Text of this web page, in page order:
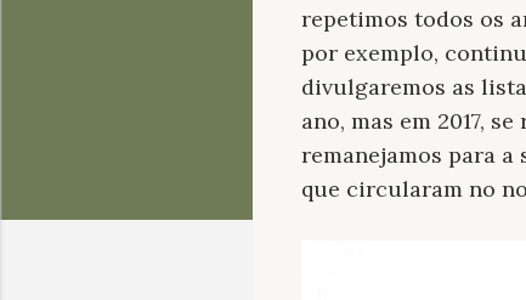
repetimos todos os
por exemplo,
divulgaremos as
ano, mas em 2017,
remanejamos para a
que circularam no